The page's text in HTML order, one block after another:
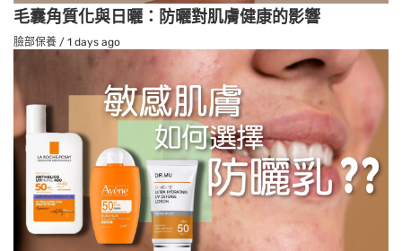
毛囊角質化與日曬：防曬對肌膚健康的影響
臉部保養 / 1 days ago